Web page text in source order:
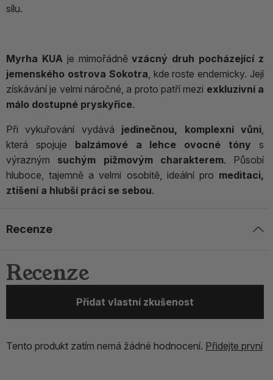
sílu.
Myrha KUAje mimořádněvzácný druh pocházející z
jemenského ostrova Sokotra, kde roste endemicky. Její
získávání je velmi náročné, a proto patří mezi exkluzivní a
málo dostupné pryskyřice.
Při vykuřování vydává jedinečnou, komplexní vůni,
která spojuje balzámové a lehce ovocné tóny s
výrazným suchým pižmovým charakterem. Působí
hluboce, tajemně a velmi osobitě, ideální pro meditaci,
ztišení a hlubší práci se sebou.
Recenze
Recenze
Přidat vlastní zkušenost
Tento produkt zatím nemá žádné hodnocení. Přidejte první